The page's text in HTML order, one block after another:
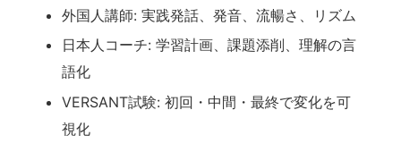
外国人講師: 実践発話、発音、流暢さ、リズム
日本人コーチ: 学習計画、課題添削、理解の言
語化
VERSANT試験: 初回・中間・最終で変化を可
視化